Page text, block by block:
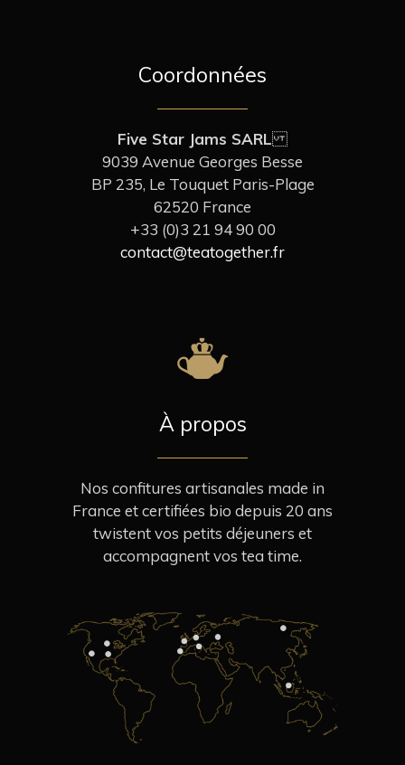
Coordonnées
Five Star Jams SARL
9039 Avenue Georges Besse
BP 235, Le Touquet Paris-Plage
62520 France
+33 (0)3 21 94 90 00
contact@teatogether.fr
À propos
Nos confitures artisanales made in
France et certifiées bio depuis 20 ans
twistent vos petits déjeuners et
accompagnent vos tea time.